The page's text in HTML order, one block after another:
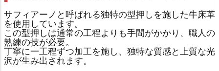
サフィアーノと呼ばれる独特の型押しを施した牛床革
を使用しています。
この型押しは通常の工程よりも手間がかかり、職人の
熟練の技が必要。
丁寧に一工程ずつ加工を施し、独特な質感と上質な光
沢が生み出されます。